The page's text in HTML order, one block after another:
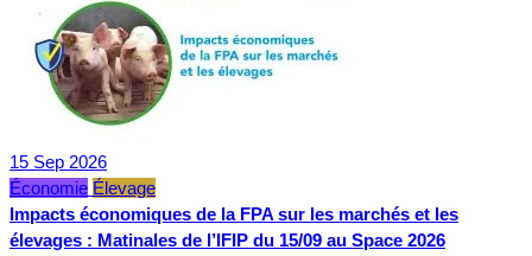
15 Sep 2026
Économie Élevage
Impacts économiques de la FPA sur les marchés et les
élevages : Matinales de l’IFIP du 15/09 au Space 2026